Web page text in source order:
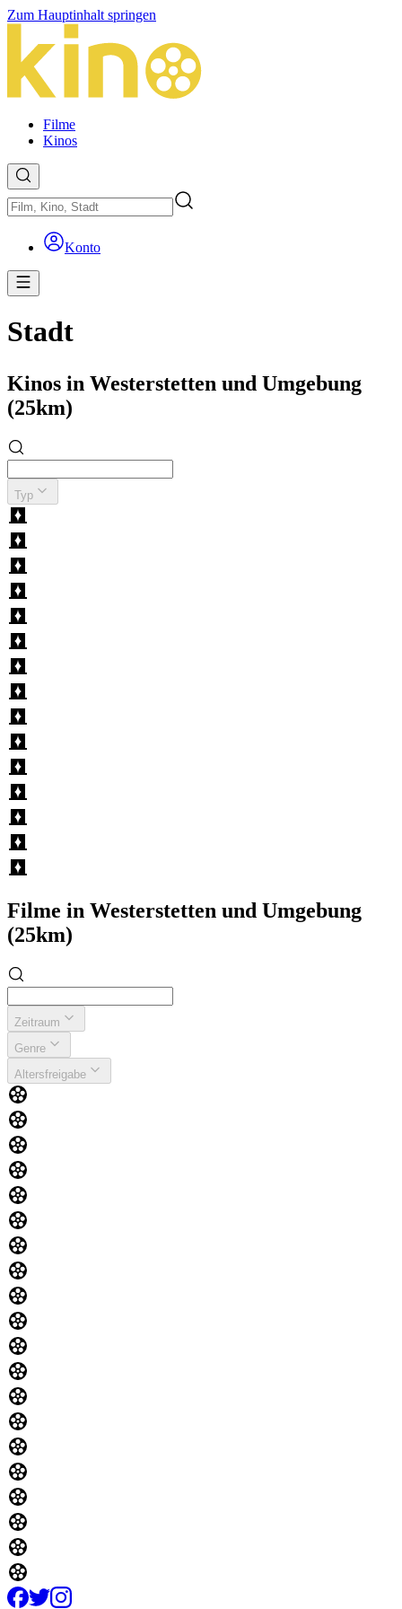
Zum Hauptinhalt springen
Filme
Kinos
Konto
Stadt
Kinos in Westerstetten und Umgebung
(25km)
Typ
Filme in Westerstetten und Umgebung
(25km)
Zeitraum
Genre
Altersfreigabe